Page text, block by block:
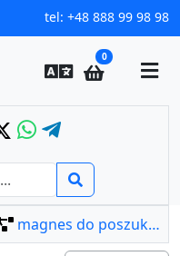
tel: +48 888 99 98 98
0
magnes do poszukiwań ump 29x10 [m5] gw